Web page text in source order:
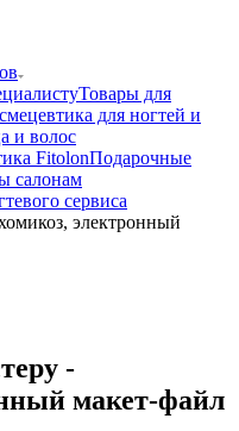
Товары для
для ногтей и
и волос
FitolonПодарочные
салонам
сервиса
электронный
-
макет-файл